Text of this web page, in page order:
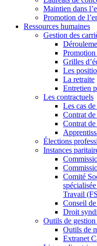
Maintien dans
Promotion de
Ressources humaines
Gestion des
Promotion
Grilles
Les
La retraite
Entretien
Les contractuels
Les cas
Contrat
Contrat
Élections
Instances
Comité
Travail
Conseil
Droit
Outils de
Outils de
Extranet